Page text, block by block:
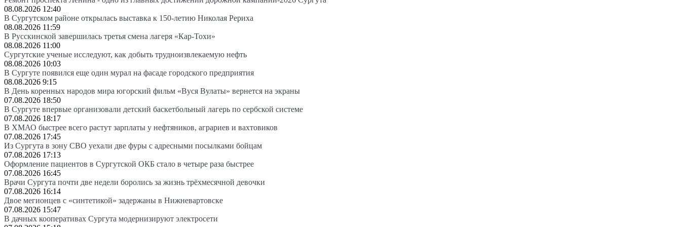
08.08.2026 12:40
В Сургутском районе открылась выставка к 150-летию Николая Рериха
08.08.2026 11:59
В Русскинской завершилась третья смена лагеря «Кар-Тохи»
08.08.2026 11:00
Сургутские ученые исследуют, как добыть трудноизвлекаемую нефть
08.08.2026 10:03
В Сургуте появился еще один мурал на фасаде городского предприятия
08.08.2026 9:15
В День коренных народов мира югорский фильм «Вуся Вулаты» вернется на экраны
07.08.2026 18:50
В Сургуте впервые организовали детский баскетбольный лагерь по сербской системе
07.08.2026 18:17
В ХМАО быстрее всего растут зарплаты у нефтяников, аграриев и вахтовиков
07.08.2026 17:45
Из Сургута в зону СВО уехали две фуры с адресными посылками бойцам
07.08.2026 17:13
Оформление пациентов в Сургутской ОКБ стало в четыре раза быстрее
07.08.2026 16:45
Врачи Сургута почти две недели боролись за жизнь трёхмесячной девочки
07.08.2026 16:14
Двое мегионцев с «синтетикой» задержаны в Нижневартовске
07.08.2026 15:47
В дачных кооперативах Сургута модернизируют электросети